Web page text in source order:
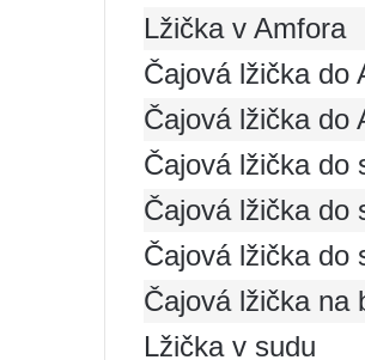
Lžička v Amfora
Čajová lžička do
Čajová lžička do
Čajová lžička do
Čajová lžička do
Čajová lžička do
Čajová lžička na
Lžička v sudu